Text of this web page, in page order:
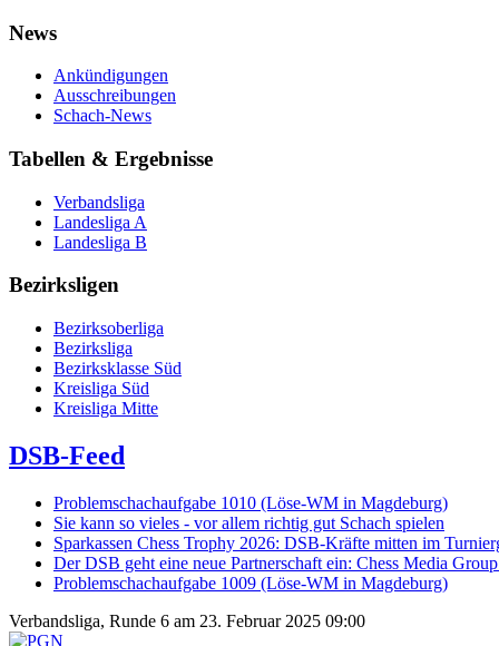
News
Ankündigungen
Ausschreibungen
Schach-News
Tabellen & Ergebnisse
Verbandsliga
Landesliga A
Landesliga B
Bezirksligen
Bezirksoberliga
Bezirksliga
Bezirksklasse Süd
Kreisliga Süd
Kreisliga Mitte
DSB-Feed
Problemschachaufgabe 1010 (Löse-WM in Magdeburg)
Sie kann so vieles - vor allem richtig gut Schach spielen
Sparkassen Chess Trophy 2026: DSB-Kräfte mitten im
Der DSB geht eine neue Partnerschaft ein: Chess Media
Problemschachaufgabe 1009 (Löse-WM in Magdeburg)
Verbandsliga, Runde 6 am 23. Februar 2025 09:00